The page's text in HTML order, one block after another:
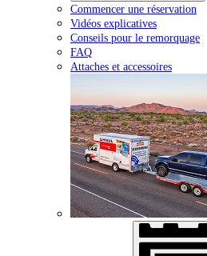
Commencer une réservation
Vidéos explicatives
Conseils pour le remorquage
FAQ
Attaches et accessoires